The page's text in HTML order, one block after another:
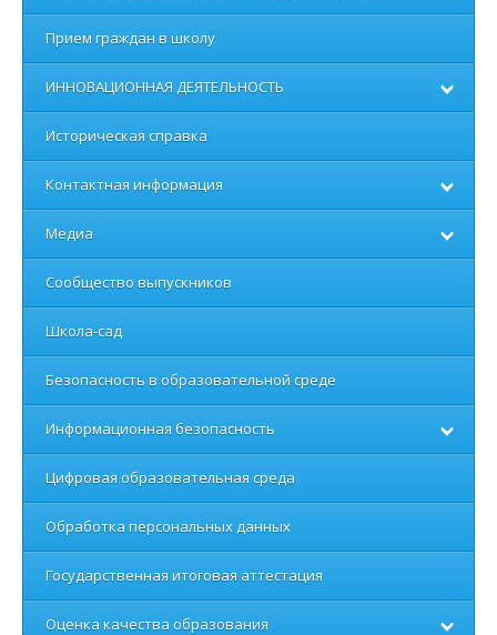
Прием граждан в школу
ИННОВАЦИОННАЯ ДЕЯТЕЛЬНОСТЬ
Историческая справка
Контактная информация
Медиа
Сообщество выпускников
Школа-сад
Безопасность в образовательной среде
Информационная безопасность
Цифровая образовательная среда
Обработка персональных данных
Государственная итоговая аттестация
Оценка качества образования